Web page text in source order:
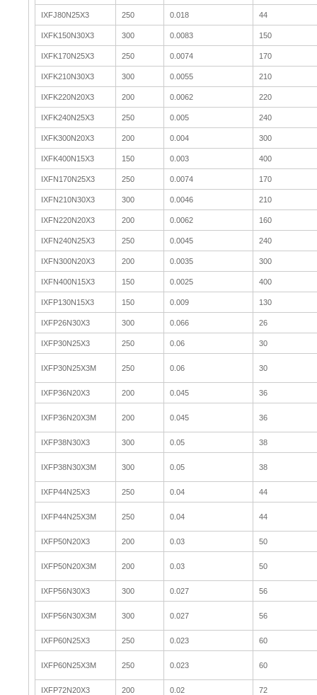
IXFJ80N25X3 250 0.018 44
IXFK150N30X3 300 0.0083 150
IXFK170N25X3 250 0.0074 170
IXFK210N30X3 300 0.0055 210
IXFK220N20X3 200 0.0062 220
IXFK240N25X3 250 0.005 240
IXFK300N20X3 200 0.004 300
IXFK400N15X3 150 0.003 400
IXFN170N25X3 250 0.0074 170
IXFN210N30X3 300 0.0046 210
IXFN220N20X3 200 0.0062 160
IXFN240N25X3 250 0.0045 240
IXFN300N20X3 200 0.0035 300
IXFN400N15X3 150 0.0025 400
IXFP130N15X3 150 0.009 130
IXFP26N30X3 300 0.066 26
IXFP30N25X3 250 0.06 30
IXFP30N25X3M 250 0.06 30
IXFP36N20X3 200 0.045 36
IXFP36N20X3M 200 0.045 36
IXFP38N30X3 300 0.05 38
IXFP38N30X3M 300 0.05 38
IXFP44N25X3 250 0.04 44
IXFP44N25X3M 250 0.04 44
IXFP50N20X3 200 0.03 50
IXFP50N20X3M 200 0.03 50
IXFP56N30X3 300 0.027 56
IXFP56N30X3M 300 0.027 56
IXFP60N25X3 250 0.023 60
IXFP60N25X3M 250 0.023 60
IXFP72N20X3 200 0.02 72